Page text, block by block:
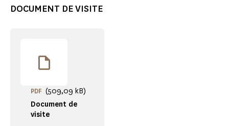
DOCUMENT DE VISITE
Document de
visite
PDF (509,09 kB)